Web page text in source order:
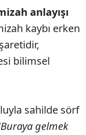
anlayışı
kaybı erken
bilimsel
sahilde sörf
gelmek